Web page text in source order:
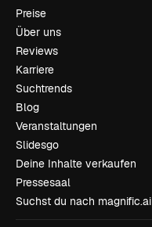
Preise
Über uns
Reviews
Karriere
Suchtrends
Blog
Veranstaltungen
Slidesgo
Deine Inhalte verkaufen
Pressesaal
Suchst du nach magnific.ai